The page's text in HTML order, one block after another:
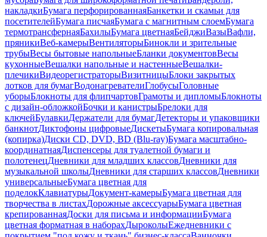
накладкиБумага перфорированнаяБанкетки и скамьи для
посетителейБумага писчаяБумага с магнитным слоемБумага
термотрансфернаяБахилыБумага цветнаяБейджиВазыВафли,
пряникиВеб-камерыВентиляторыБинокли и зрительные
трубыВесы бытовые напольныеБланки документовВесы
кухонныеВешалки напольные и настенныеВешалки-
плечикиВидеорегистраторыВизитницыБлоки закрытых
лотков для бумагВодонагревателиГлобусыГоловные
уборыБлокноты для флипчартовГрамоты и дипломыБлокноты
с дизайн-обложкойБочки и канистрыБрелоки для
ключейБулавкиДержатели для бумагДетекторы и упаковщики
банкнотДиктофоны цифровыеДискетыБумага копировальная
(копирка)Диски CD, DVD, BD (Blu-ray)Бумага масштабно-
координатнаяДиспенсеры для туалетной бумаги и
полотенецДневники для младших классовДневники для
музыкальной школыДневники для старших классовДневники
универсальныеБумага цветная для
поделокКлавиатурыДокумент-камерыБумага цветная для
творчества в листахДорожные аксессуарыБумага цветная
крепированнаяДоски для письма и информацииБумага
цветная форматная в наборахДыроколыЕжедневники с